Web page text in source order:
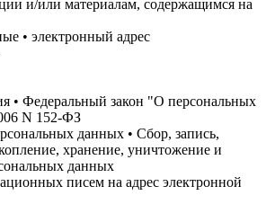
и/или материалам, содержащимся на
• электронный адрес
• Федеральный закон "О персональных
N 152-ФЗ
данных • Сбор, запись,
хранение, уничтожение и
данных
писем на адрес электронной